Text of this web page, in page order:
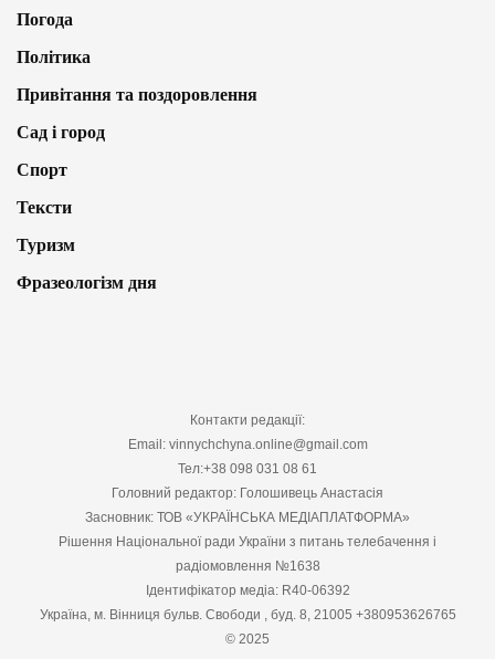
Погода
Політика
Привітання та поздоровлення
Сад і город
Спорт
Тексти
Туризм
Фразеологізм дня
Контакти редакції:
Email: vinnychchyna.online@gmail.com
Тел:+38 098 031 08 61
Головний редактор: Голошивець Анастасія
Засновник: ТОВ «УКРАЇНСЬКА МЕДІАПЛАТФОРМА»
Рішення Національної ради України з питань телебачення і
радіомовлення №1638
Ідентифікатор медіа: R40-06392
Україна, м. Вінниця бульв. Свободи , буд. 8, 21005 +380953626765
© 2025